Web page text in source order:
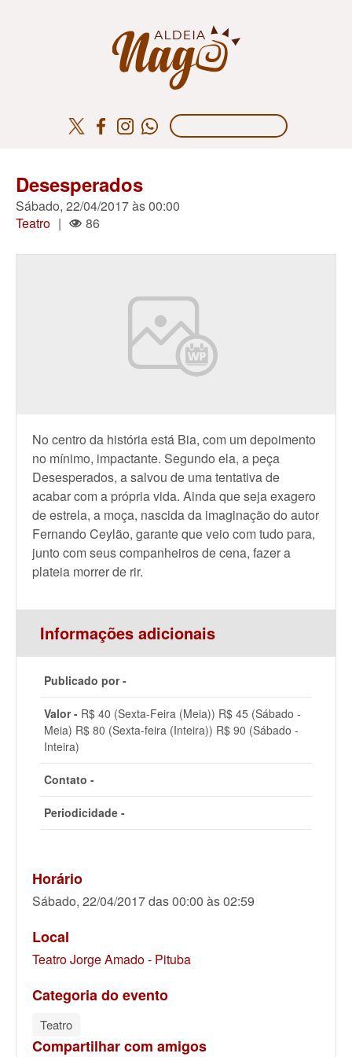
Desesperados
Sábado, 22/04/2017 às 00:00
Teatro | 86
No centro da história está Bia, com um depoimento
no mínimo, impactante. Segundo ela, a peça
Desesperados, a salvou de uma tentativa de
acabar com a própria vida. Ainda que seja exagero
de estrela, a moça, nascida da imaginação do autor
Fernando Ceylão, garante que veio com tudo para,
junto com seus companheiros de cena, fazer a
plateia morrer de rir.
Informações adicionais
Publicado por -
Valor - R$ 40 (Sexta-Feira (Meia)) R$ 45 (Sábado -
Meia) R$ 80 (Sexta-feira (Inteira)) R$ 90 (Sábado -
Inteira)
Contato -
Periodicidade -
Horário
Sábado, 22/04/2017 das 00:00 às 02:59
Local
Teatro Jorge Amado - Pituba
Categoria do evento
Teatro
Compartilhar com amigos